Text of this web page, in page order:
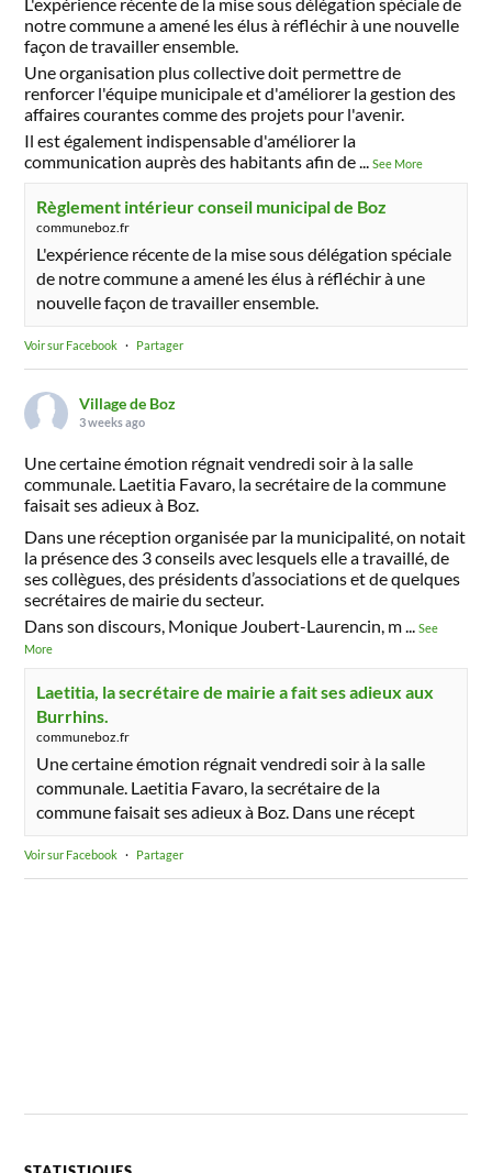
notre commune a amené les élus à réfléchir à une nouvelle
façon de travailler ensemble.
Une organisation plus collective doit permettre de
renforcer l'équipe municipale et d'améliorer la gestion des
affaires courantes comme des projets pour l'avenir.
Il est également indispensable d'améliorer la
communication auprès des habitants afin de...See More
Règlement intérieur conseil municipal de Boz
communeboz.fr
L'expérience récente de la mise sous délégation spéciale
de notre commune a amené les élus à réfléchir à une
nouvelle façon de travailler ensemble.
Voir sur Facebook · Partager
Village de Boz
3 weeks ago
Une certaine émotion régnait vendredi soir à la salle
communale. Laetitia Favaro, la secrétaire de la commune
faisait ses adieux à Boz.
Dans une réception organisée par la municipalité, on notait
la présence des 3 conseils avec lesquels elle a travaillé, de
ses collègues, des présidents d’associations et de quelques
secrétaires de mairie du secteur.
Dans son discours, Monique Joubert-Laurencin, m...See
More
Laetitia, la secrétaire de mairie a fait ses adieux aux
Burrhins.
communeboz.fr
Une certaine émotion régnait vendredi soir à la salle
communale. Laetitia Favaro, la secrétaire de la
commune faisait ses adieux à Boz. Dans une récept
Voir sur Facebook · Partager